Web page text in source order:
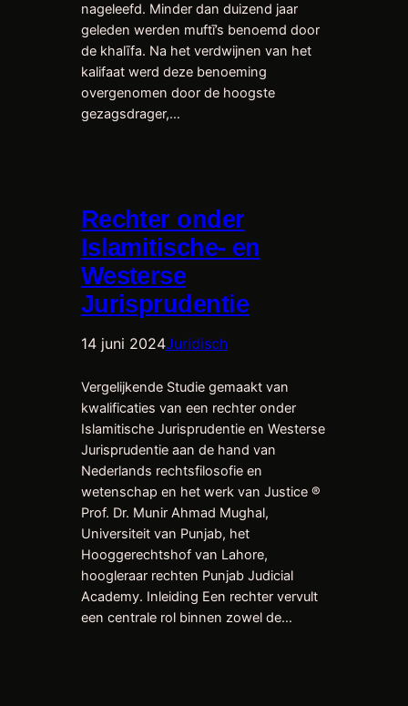
nageleefd. Minder dan duizend jaar
geleden werden muftī’s benoemd door
de khalīfa. Na het verdwijnen van het
kalifaat werd deze benoeming
overgenomen door de hoogste
gezagsdrager,…
Rechter onder
Islamitische- en
Westerse
Jurisprudentie
14 juni 2024Juridisch
Vergelijkende Studie gemaakt van
kwalificaties van een rechter onder
Islamitische Jurisprudentie en Westerse
Jurisprudentie aan de hand van
Nederlands rechtsfilosofie en
wetenschap en het werk van Justice ®
Prof. Dr. Munir Ahmad Mughal,
Universiteit van Punjab, het
Hooggerechtshof van Lahore,
hoogleraar rechten Punjab Judicial
Academy. Inleiding Een rechter vervult
een centrale rol binnen zowel de…